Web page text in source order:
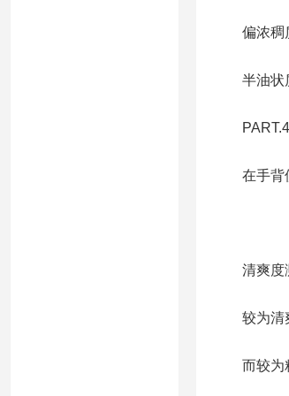
偏浓稠质
半油状质
PART.4
在手背使
清爽度测
较为清爽
而较为粘